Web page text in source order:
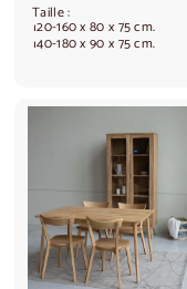
i
r
€
6
0
0
Taille :
120-160 x 80 x 75 cm.
140-180 x 90 x 75 cm.